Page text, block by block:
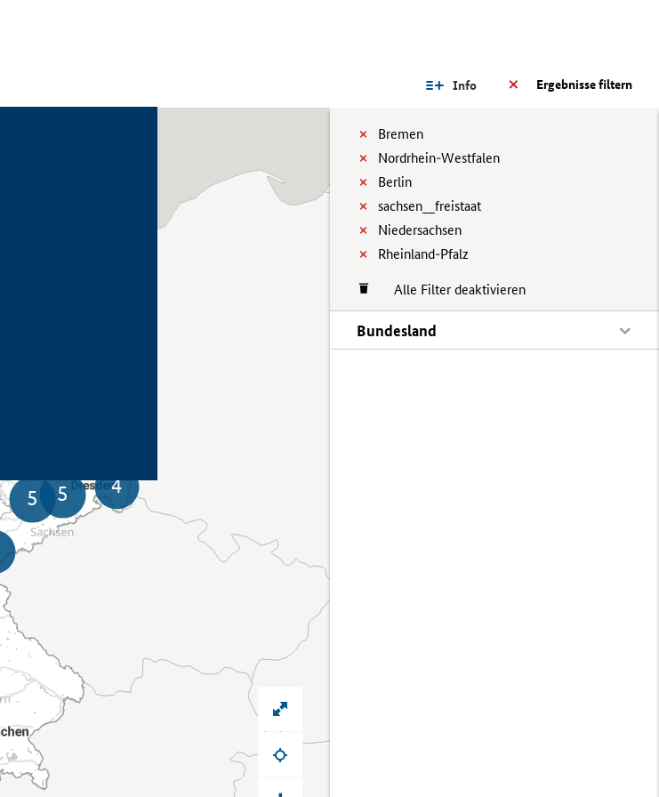
Ergebnisse filtern
Info
Bremen
Nordrhein-Westfalen
Berlin
sachsen__freistaat
Niedersachsen
Rheinland-Pfalz
Alle Filter deaktivieren
Bundesland